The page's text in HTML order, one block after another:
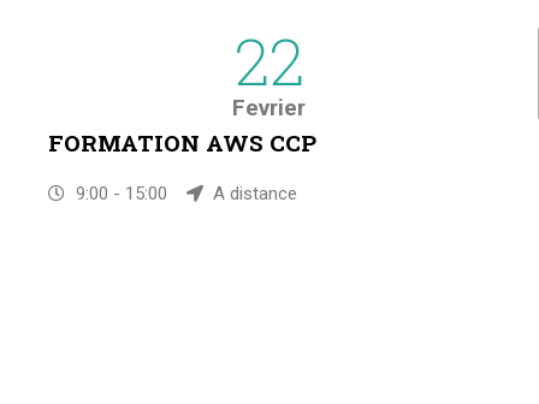
22
Fevrier
FORMATION AWS CCP
9:00 - 15:00 A distance